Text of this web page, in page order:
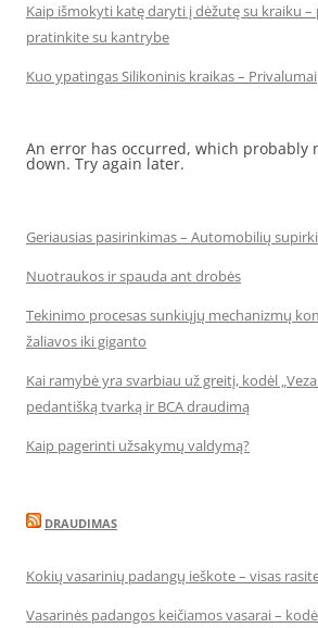
Kaip išmokyti katę daryti į dėžutę su kraiku
pratinkite su kantrybe
Kuo ypatingas Silikoninis kraikas – Privalumai
An error has occurred, which probably
down. Try again later.
Geriausias pasirinkimas – Automobilių
Nuotraukos ir spauda ant drobės
Tekinimo procesas sunkiųjų mechanizmų
žaliavos iki giganto
Kai ramybė yra svarbiau už greitį, kodėl
pedantišką tvarką ir BCA draudimą
Kaip pagerinti užsakymų valdymą?
DRAUDIMAS
Kokių vasarinių padangų ieškote – visas
Vasarinės padangos keičiamos vasarai –